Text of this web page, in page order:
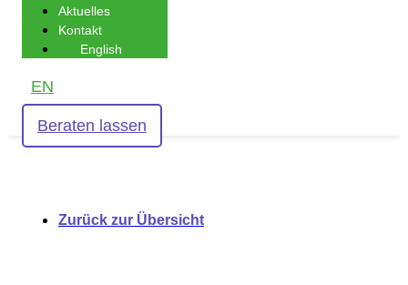
Aktuelles
Kontakt
English
EN
Beraten lassen
Zurück zur Übersicht